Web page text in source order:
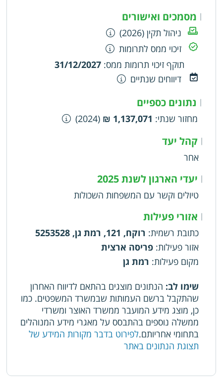
| מסמכים ואישורים
ניהול תקין (2026)
זיכוי ממס לתרומות
תוקף זיכוי תרומות ממס:
31/12/2027
דיווחים שנתיים
| נתונים כספיים
מחזור שנתי:
1,137,071 ₪
(2024)
|קהל יעד
אחר
| יעדי הארגון לשנת 2025
טיולים וקשר עם המשפחות השכולות
| אזורי פעילות
כתובת רשמית: רוקח, 121, רמת גן, 5253528
אזור פעילות: פריסה ארצית
מקום פעילות: רמת גן
שימו לב: הנתונים מוצגים בהתאם לדיווח האחרון
שהתקבל ברשם העמותות שבמשרד המשפטים. כמו
כן, מוצג מידע המועבר ממשרד האוצר ומשרדי
ממשלה נוספים בהתבסס על מאגרי מידע המנוהלים
בתחומי אחריותם.לפירוט בדבר מקורות המידע של
תצוגת הנתונים באתר